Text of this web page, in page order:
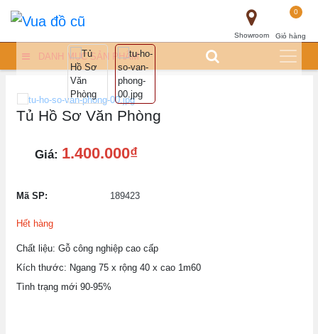
0
Giỏ hàng
Showroom
DANH MỤC SẢN PHẨM
Tủ Hồ Sơ Văn Phòng
Giá: 1.400.000₫
Mã SP: 189423
Hết hàng
Chất liệu: Gỗ công nghiệp cao cấp
Kích thước: Ngang 75 x rộng 40 x cao 1m60
Tình trạng mới 90-95%